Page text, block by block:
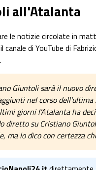
all'Atalanta
le notizie circolate in
canale di YouTube di
Giuntoli sarà il nuovo
nel corso
giorni l'Atalanta ha
diretto su Cristiano
ma lo dico con certezza